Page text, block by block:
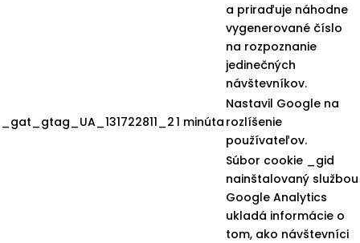
a priraďuje náhodne
vygenerované číslo
na rozpoznanie
jedinečných
návštevníkov.
_gat_gtag_UA_131722811_21 minúta
Nastavil Google na
rozlíšenie
používateľov.
Súbor cookie _gid
nainštalovaný službou
Google Analytics
ukladá informácie o
tom, ako návštevníci